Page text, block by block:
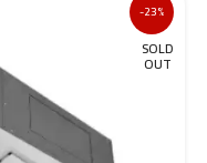
-23%
SOLD
OUT